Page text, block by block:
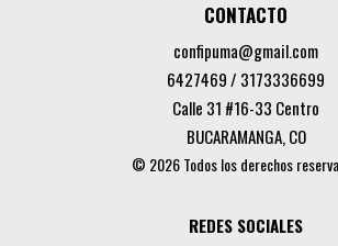
CONTACTO
confipuma@gmail.com
6427469 / 3173336699
Calle 31 #16-33 Centro
BUCARAMANGA, CO
© 2026 Todos los derechos
REDES SOCIALES